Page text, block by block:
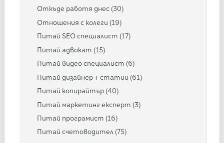
Откъде работя днес (30)
Отношения с колеги (19)
Питай SEO специалист (17)
Питай адвокат (15)
Питай видео специалист (6)
Питай дизайнер + статии (61)
Питай копирайтър (40)
Питай маркетинг експерт (3)
Питай програмист (16)
Питай счетоводител (75)